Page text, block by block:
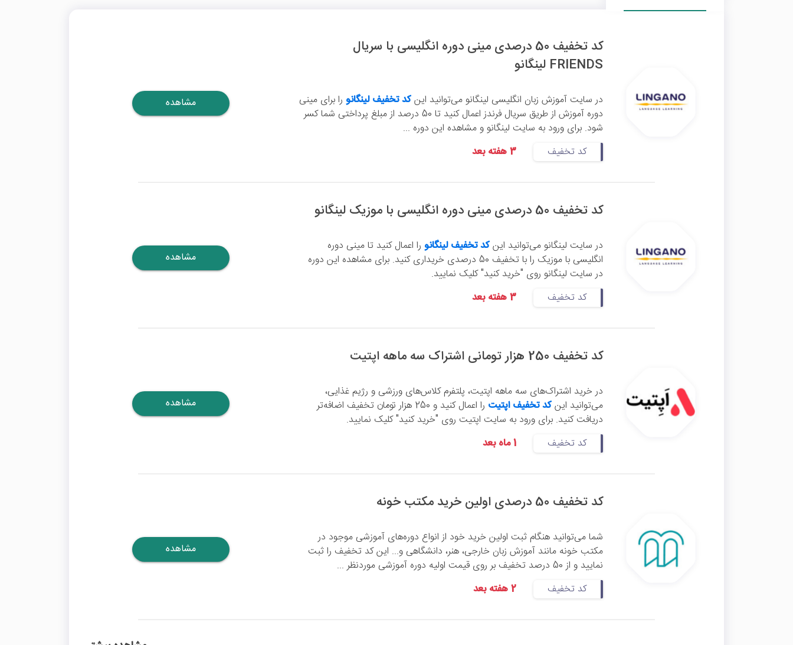
کد تخفیف 50 درصدی مینی دوره انگلیسی با سریال
FRIENDS لینگانو
در سایت آموزش زبان انگلیسی لینگانو می‌توانید اینکد تخفیف لینگانورا برای مینی
دوره آموزش از طریق سریال فرندز اعمال کنید تا 50 درصد از مبلغ پرداختی شما کسر
شود. برای ورود به سایت لینگانو و مشاهده این دوره ...
کد تخفیف
3 هفته بعد
مشاهده
کد تخفیف 50 درصدی مینی دوره انگلیسی با موزیک لینگانو
در سایت لینگانو می‌توانید اینکد تخفیف لینگانورا اعمال کنید تا مینی دوره
انگلیسی با موزیک را با تخفیف 50 درصدی خریداری کنید. برای مشاهده این دوره
در سایت لینگانو روی "خرید کنید" کلیک نمایید.
کد تخفیف
3 هفته بعد
مشاهده
کد تخفیف 250 هزار تومانی اشتراک سه ماهه اپتیت
در خرید اشتراک‌های سه ماهه اپتیت، پلتفرم کلاس‌های ورزشی و رژیم غذایی،
می‌توانید اینکد تخفیف اپتیت
را اعمال کنید و 250 هزار تومان تخفیف اضافه‌تر
دریافت کنید. برای ورود به سایت اپتیت روی "خرید کنید" کلیک نمایید.
کد تخفیف
1 ماه بعد
مشاهده
کد تخفیف 50 درصدی اولین خرید مکتب خونه
شما می‌توانید هنگام ثبت اولین خرید خود از انواع دوره‌های آموزشی موجود در
مکتب خونه مانند آموزش زبان خارجی، هنر، دانشگاهی و... این کد تخفیف را ثبت
نمایید و از 50 درصد تخفیف بر روی قیمت اولیه دوره آموزشی موردنظر ...
کد تخفیف
2 هفته بعد
مشاهده